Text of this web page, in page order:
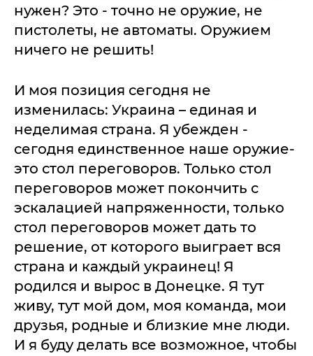
нужен? Это - точно не оружие, не
пистолеты, не автоматы. Оружием
ничего не решить!
И моя позиция сегодня не
изменилась: Украина – единая и
неделимая страна. Я убежден -
сегодня единственное наше оружие-
это стол переговоров. Только стол
переговоров может покончить с
эскалацией напряженности, только
стол переговоров может дать то
решение, от которого выиграет вся
страна и каждый украинец! Я
родился и вырос в Донецке. Я тут
живу, тут мой дом, моя команда, мои
друзья, родные и близкие мне люди.
И я буду делать все возможное, чтобы